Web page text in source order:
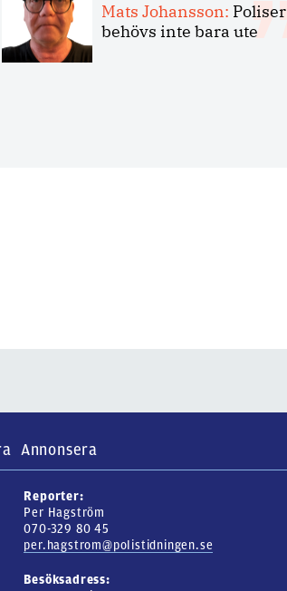
Mats Johansson: Poliser
behövs inte bara ute
Annonsera
Reporter:
Per Hagström
070-329 80 45
per.hagstrom@polistidningen.se
Besöksadress: